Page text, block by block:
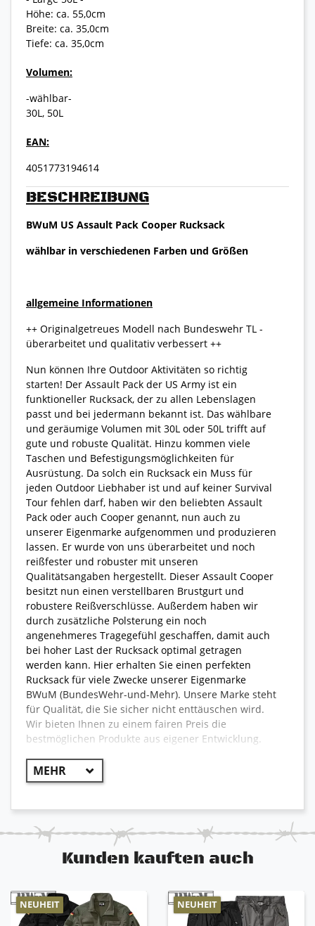
BESCHREIBUNG
BWuM US Assault Pack Cooper Rucksack
wählbar in verschiedenen Farben und Größen
allgemeine Informationen
++ Originalgetreues Modell nach Bundeswehr TL -
überarbeitet und qualitativ verbessert ++
Nun können Ihre Outdoor Aktivitäten so richtig
starten! Der Assault Pack der US Army ist ein
funktioneller Rucksack, der zu allen Lebenslagen
passt und bei jedermann bekannt ist. Das wählbare
und geräumige Volumen mit 30L oder 50L trifft auf
gute und robuste Qualität. Hinzu kommen viele
Taschen und Befestigungsmöglichkeiten für
Ausrüstung. Da solch ein Rucksack ein Muss für
jeden Outdoor Liebhaber ist und auf keiner Survival
Tour fehlen darf, haben wir den beliebten Assault
Pack oder auch Cooper genannt, nun auch zu
unserer Eigenmarke aufgenommen und produzieren
lassen. Er wurde von uns überarbeitet und noch
reißfester und robuster mit unseren
Qualitätsangaben hergestellt. Dieser Assault Cooper
besitzt nun einen verstellbaren Brustgurt und
robustere Reißverschlüsse. Außerdem haben wir
durch zusätzliche Polsterung ein noch
angenehmeres Tragegefühl geschaffen, damit auch
bei hoher Last der Rucksack optimal getragen
werden kann. Hier erhalten Sie einen perfekten
Rucksack für viele Zwecke unserer Eigenmarke
BWuM (BundesWehr-und-Mehr). Unsere Marke steht
für Qualität, die Sie sicher nicht enttäuschen wird.
Wir bieten Ihnen zu einem fairen Preis die
bestmöglichen Produkte aus eigener Entwicklung.
hochwertige Verarbeitung
perfekt optimierter Stauraum
optimales Klima
ergonomisch geformte und gepolsterte
Schultergurte
verstellbare Schultergurte
verstellbarer Hüftgurt mit Schnellverschluss
2x große Fächer auf der Frontseite mit
Reißverschluss
Höhe: ca. 55,0cm
Breite: ca. 35,0cm
Tiefe: ca. 35,0cm
Volumen:
-wählbar-
30L, 50L
EAN:
4051773194614
Kunden kauften auch
NEUHEIT NEUHEIT